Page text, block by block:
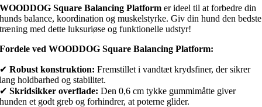
WOODDOG Square Balancing Platform er ideel til at forbedre din
hunds balance, koordination og muskelstyrke. Giv din hund den bedste
træning med dette luksuriøse og funktionelle udstyr!
Fordele ved WOODDOG Square Balancing Platform:
✔Robust konstruktion: Fremstillet i vandtæt krydsfiner, der sikrer
lang holdbarhed og stabilitet.
✔Skridsikker overflade: Den 0,6 cm tykke gummimåtte giver
hunden et godt greb og forhindrer, at poterne glider.